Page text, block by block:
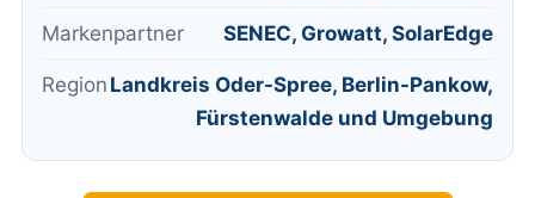
Markenpartner SENEC, Growatt, SolarEdge
Region Landkreis Oder-Spree, Berlin-Pankow,
Fürstenwalde und Umgebung